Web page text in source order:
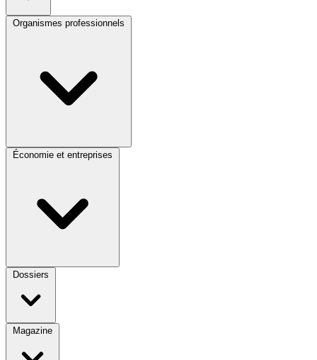
Organismes professionnels
Économie et entreprises
Dossiers
Magazine